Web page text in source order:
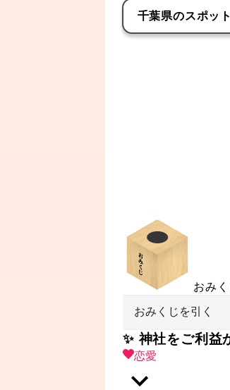
千葉県のスポッ
おみく
おみくじを引く
✨ 神社をご利益
恋愛